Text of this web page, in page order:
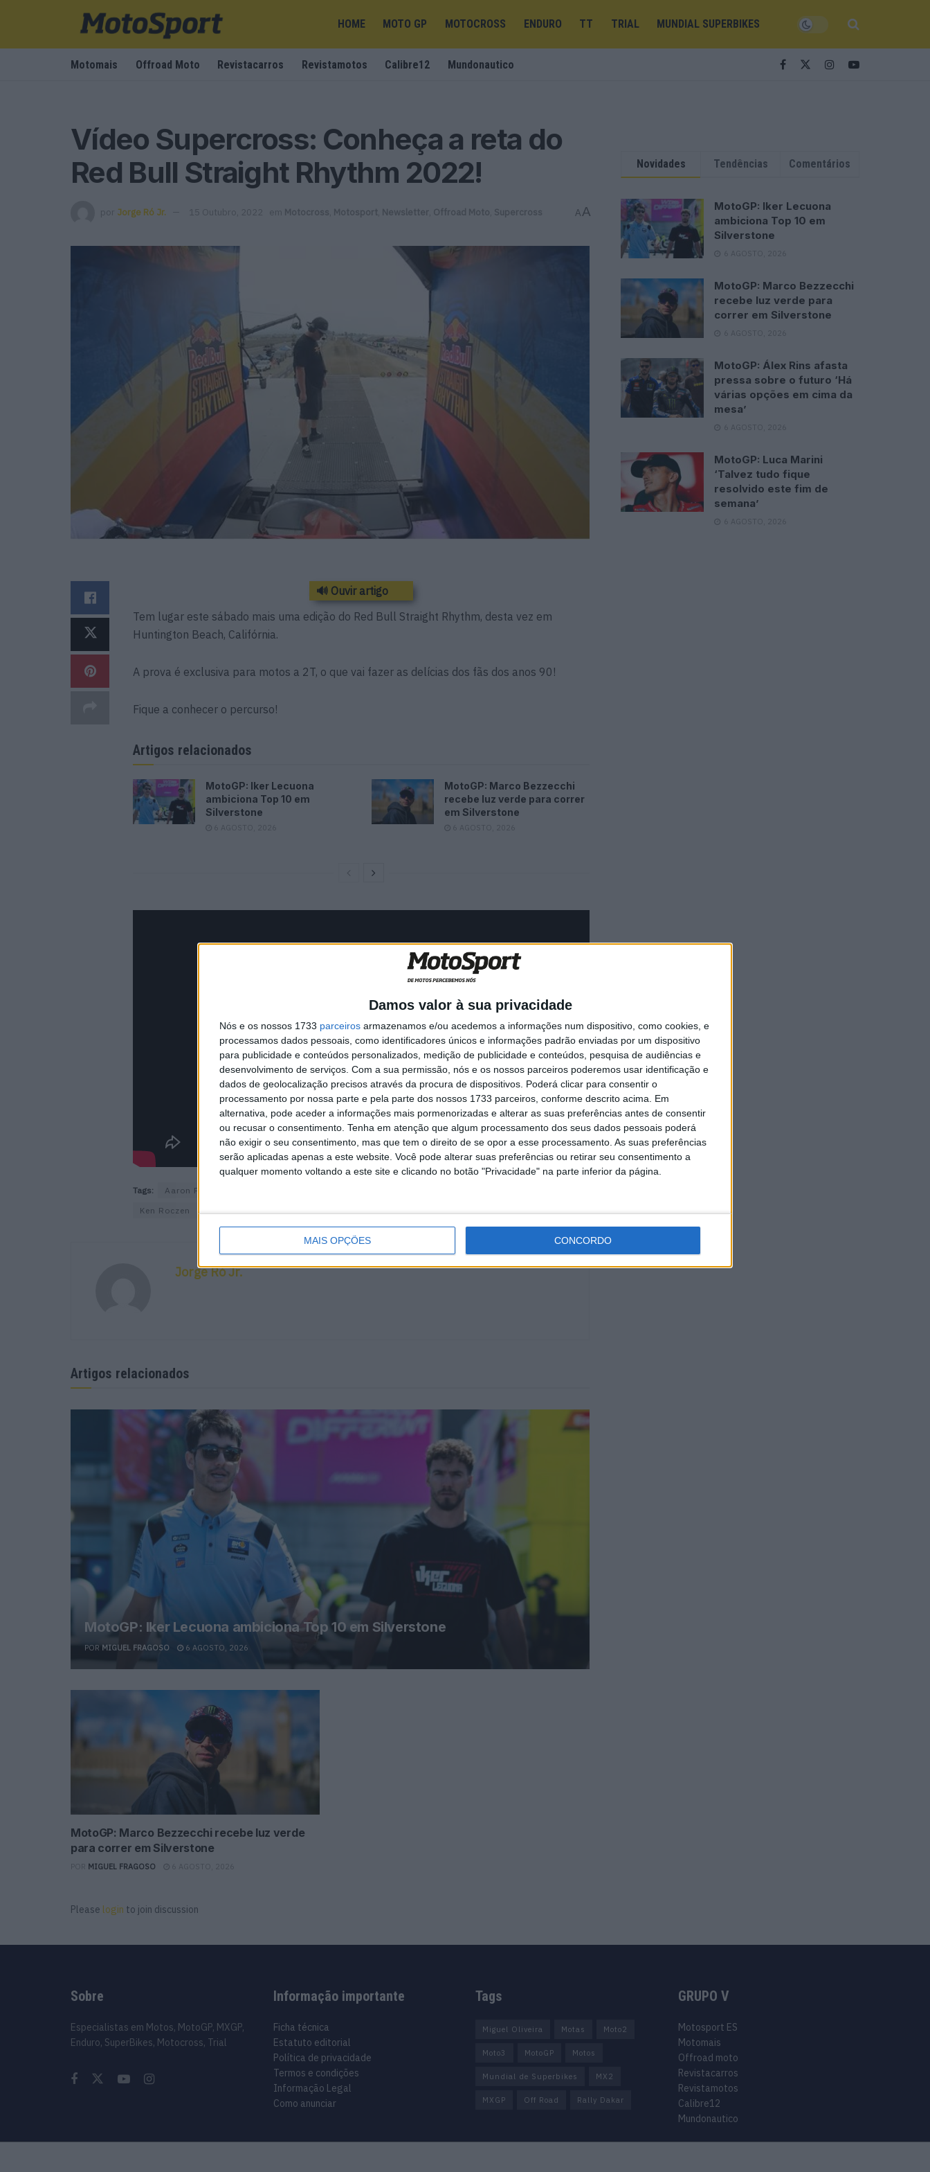
Damos valor à sua privacidade
Nós e os nossos 1733 parceiros armazenamos e/ou acedemos a informações num dispositivo, como cookies, e
processamos dados pessoais, como identificadores únicos e informações padrão enviadas por um dispositivo
para publicidade e conteúdos personalizados, medição de publicidade e conteúdos, pesquisa de audiências e
desenvolvimento de serviços. Com a sua permissão, nós e os nossos parceiros poderemos usar identificação e
dados de geolocalização precisos através da procura de dispositivos. Poderá clicar para consentir o
processamento por nossa parte e pela parte dos nossos 1733 parceiros, conforme descrito acima. Em
alternativa, pode aceder a informações mais pormenorizadas e alterar as suas preferências antes de consentir
ou recusar o consentimento. Tenha em atenção que algum processamento dos seus dados pessoais poderá
não exigir o seu consentimento, mas que tem o direito de se opor a esse processamento. As suas preferências
serão aplicadas apenas a este website. Você pode alterar suas preferências ou retirar seu consentimento a
qualquer momento voltando a este site e clicando no botão "Privacidade" na parte inferior da página.
MAIS OPÇÕES CONCORDO
HOME MOTO GP MOTOCROSS ENDURO TT TRIAL MUNDIAL SUPERBIKES
Motomais Offroad Moto Revistacarros Revistamotos Calibre12 Mundonautico
Vídeo Supercross: Conheça a reta do
Red Bull Straight Rhythm 2022!
por Jorge Ró Jr. 15 Outubro, 2022 em Motocross Motosport Newsletter Offroad Moto Supercross AA
🔊 Ouvir artigo
Tem lugar este sábado mais uma edição do Red Bull Straight Rhythm, desta vez em
Huntington Beach, Califórnia.
A prova é exclusiva para motos a 2T, o que vai fazer as delícias dos fãs dos anos 90!
Fique a conhecer o percurso!
Artigos relacionados
MotoGP: Iker Lecuona
ambiciona Top 10 em
Silverstone
6 AGOSTO, 2026
MotoGP: Marco Bezzecchi
recebe luz verde para correr
em Silverstone
6 AGOSTO, 2026
Tags: Aaron Plessinger
Ken Roczen
Jorge Ró Jr.
Artigos relacionados
MotoGP: Iker Lecuona ambiciona Top 10 em Silverstone
POR MIGUEL FRAGOSO 6 AGOSTO, 2026
MotoGP: Marco Bezzecchi recebe luz verde
para correr em Silverstone
MIGUEL FRAGOSO 6 AGOSTO, 2026
Please login to join discussion
Novidades Tendências Comentários
MotoGP: Iker Lecuona
ambiciona Top 10 em
Silverstone
6 AGOSTO, 2026
MotoGP: Marco Bezzecchi
recebe luz verde para
correr em Silverstone
6 AGOSTO, 2026
MotoGP: Álex Rins afasta
pressa sobre o futuro ‘Há
várias opções em cima da
mesa’
6 AGOSTO, 2026
MotoGP: Luca Marini
‘Talvez tudo fique
resolvido este fim de
semana’
6 AGOSTO, 2026
Sobre
Especialistas em Motos, MotoGP, MXGP,
Enduro, SuperBikes, Motocross, Trial
Informação importante
Ficha técnica
Estatuto editorial
Política de privacidade
Termos e condições
Informação Legal
Como anunciar
Tags
Miguel Oliveira Motas Moto2
Moto3 MotoGP Motos
Mundial de Superbikes MX2
MXGP Off Road Rally Dakar
GRUPO V
Motosport ES
Motomais
Offroad moto
Revistacarros
Revistamotos
Calibre12
Mundonautico